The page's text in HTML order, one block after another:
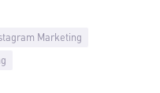
Marketing